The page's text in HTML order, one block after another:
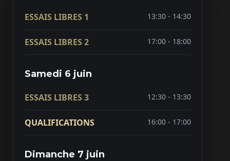
ESSAIS LIBRES 1 13:30 - 14:30
ESSAIS LIBRES 2 17:00 - 18:00
Samedi 6 juin
ESSAIS LIBRES 3 12:30 - 13:30
QUALIFICATIONS 16:00 - 17:00
Dimanche 7 juin